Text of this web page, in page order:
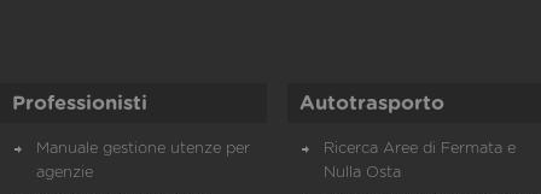
Professionisti
Manuale gestione utenze per
agenzie
Autotrasporto
Ricerca Aree di Fermata e
Nulla Osta